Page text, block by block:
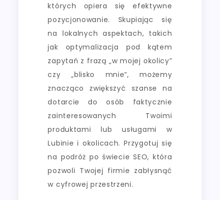
których opiera się efektywne
pozycjonowanie. Skupiając się
na lokalnych aspektach, takich
jak optymalizacja pod kątem
zapytań z frazą „w mojej okolicy”
czy „blisko mnie”, możemy
znacząco zwiększyć szanse na
dotarcie do osób faktycznie
zainteresowanych Twoimi
produktami lub usługami w
Lubinie i okolicach. Przygotuj się
na podróż po świecie SEO, która
pozwoli Twojej firmie zabłysnąć
w cyfrowej przestrzeni.